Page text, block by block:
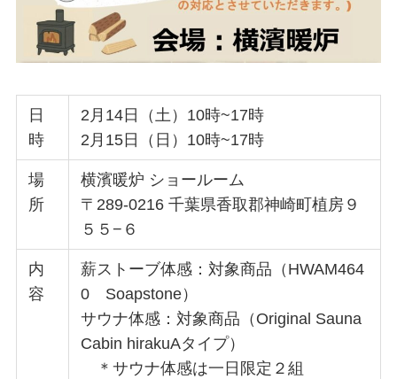
日
時
2月14日（土）10時~17時
2月15日（日）10時~17時
場
所
横濱暖炉 ショールーム
〒289-0216 千葉県香取郡神崎町植房９
５５−６
内
容
薪ストーブ体感：対象商品（HWAM464
0 Soapstone）
サウナ体感：対象商品（Original Sauna
Cabin hirakuAタイプ）
＊サウナ体感は一日限定２組